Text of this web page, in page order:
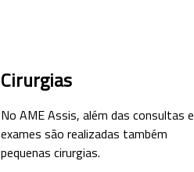
Cirurgias
No AME Assis, além das consultas e
exames são realizadas também
pequenas cirurgias.